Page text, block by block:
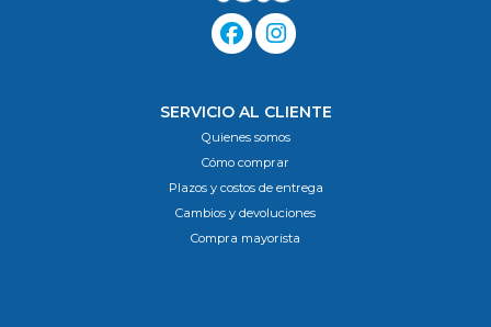
SERVICIO AL CLIENTE
Quienes somos
Cómo comprar
Plazos y costos de entrega
Cambios y devoluciones
Compra mayorista